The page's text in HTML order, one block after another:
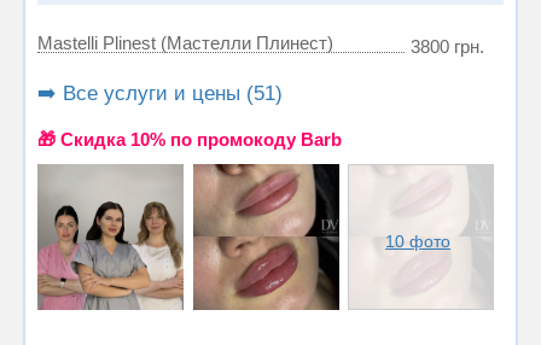
Mastelli Plinest (Мастелли Плинест) 3800 грн.
➡️ Все услуги и цены (51)
🎁 Cкидка 10% по промокоду Barb
10 фото